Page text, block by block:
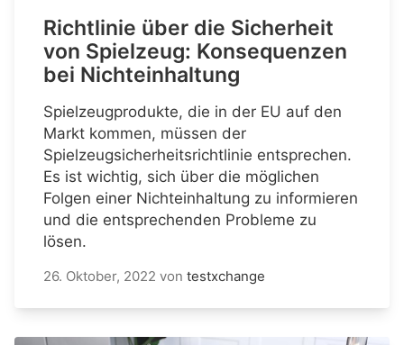
Richtlinie über die Sicherheit
von Spielzeug: Konsequenzen
bei Nichteinhaltung
Spielzeugprodukte, die in der EU auf den
Markt kommen, müssen der
Spielzeugsicherheitsrichtlinie entsprechen.
Es ist wichtig, sich über die möglichen
Folgen einer Nichteinhaltung zu informieren
und die entsprechenden Probleme zu
lösen.
26. Oktober, 2022 von testxchange